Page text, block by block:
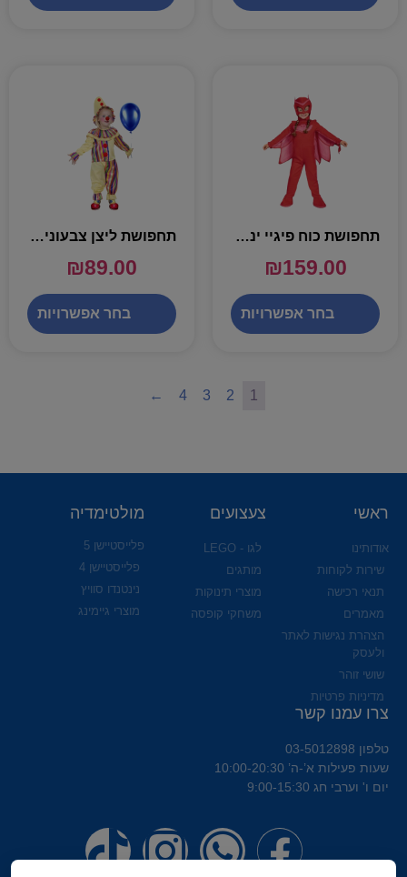
תחפושת כוח פיגיי ינשופונת – שושי זוהר
₪159.00
בחר אפשרויות
תחפושת ליצן צבעוני לקטנטנים – שושי זוהר
₪89.00
בחר אפשרויות
1
2
3
4
←
ראשי
אודותינו
שירות לקוחות
תנאי רכישה
מאמרים
הצהרת נגישות לאתר
ולעסק
שושי זוהר
מדיניות פרטיות
צעצועים
לגו - LEGO
מותגים
מוצרי תינוקות
משחקי קופסה
מולטימדיה
פלייסטיישן 5
פלייסטיישן 4
נינטנדו סוויץ
מוצרי גיימינג
צרו עמנו קשר
טלפון 03-5012898
שעות פעילות א’-ה’ 10:00-20:30
יום ו' וערבי חג 9:00-15:30